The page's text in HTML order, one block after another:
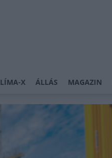
X ÁLLÁS MAGAZIN